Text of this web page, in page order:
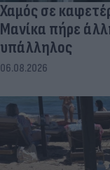
Χαμός σε
Μανίκα πήρε
υπάλληλος
06.08.2026